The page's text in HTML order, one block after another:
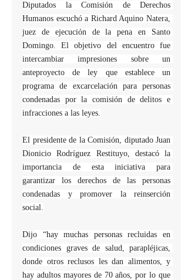
Diputados la Comisión de Derechos
Humanos escuchó a Richard Aquino Natera,
juez de ejecución de la pena en Santo
Domingo. El objetivo del encuentro fue
intercambiar impresiones sobre un
anteproyecto de ley que establece un
programa de excarcelación para personas
condenadas por la comisión de delitos e
infracciones a las leyes.
El presidente de la Comisión, diputado Juan
Dionicio Rodríguez Restituyo, destacó la
importancia de esta iniciativa para
garantizar los derechos de las personas
condenadas y promover la reinserción
social.
Dijo “hay muchas personas recluidas en
condiciones graves de salud, parapléjicas,
donde otros reclusos les dan alimentos, y
hay adultos mayores de 70 años, por lo que